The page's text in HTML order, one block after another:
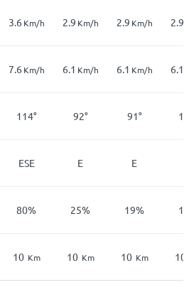
3.6 Km/h 2.9 Km/h 2.9 Km/h 2.9
7.6 Km/h 6.1 Km/h 6.1 Km/h 6.1
114° 92° 91°
ESE E E
80% 25% 19%
10 Km 10 Km 10 Km